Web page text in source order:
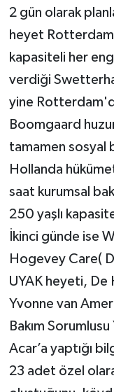
2 gün olarak
heyet
kapasiteli her
verdiği
yine
Boomgaard
tamamen sosyal
Hollanda
saat kurumsal
250 yaşlı
İkinci günde ise
Hogevey Care(
UYAK heyeti, De
Yvonne van
Bakım
Acar’a yaptığı
23 adet özel